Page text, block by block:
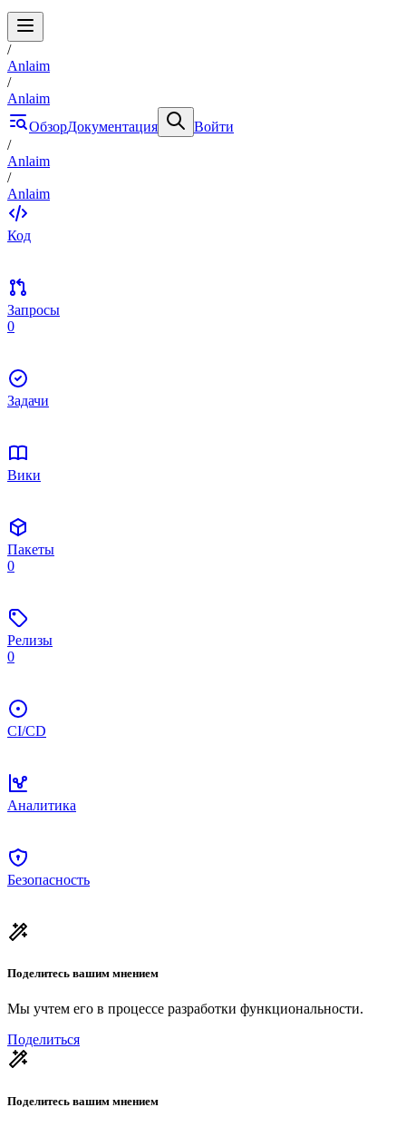
/
Anlaim
/
Anlaim
ОбзорДокументация
Войти
/
Anlaim
/
Anlaim
Код
Запросы
0
Задачи
Вики
Пакеты
0
Релизы
0
CI/CD
Аналитика
Безопасность
Поделитесь вашим мнением
Мы учтем его в процессе разработки функциональности.
Поделиться
Поделитесь вашим мнением